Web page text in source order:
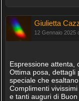
Giulietta
12 Gennaio 2025
Espressione attenta,
Ottima posa, dettagli
speciale che
Complimenti vivissimi
e tanti auguri di